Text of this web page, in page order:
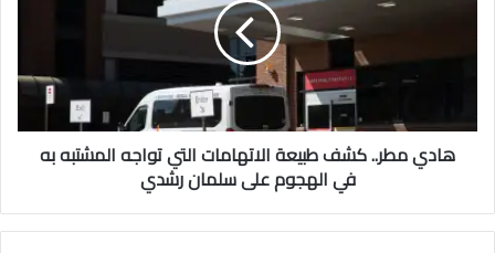
هادي مطر.. كشف طبيعة الاتهامات التي تواجه المشتبه به
في الهجوم على سلمان رشدي